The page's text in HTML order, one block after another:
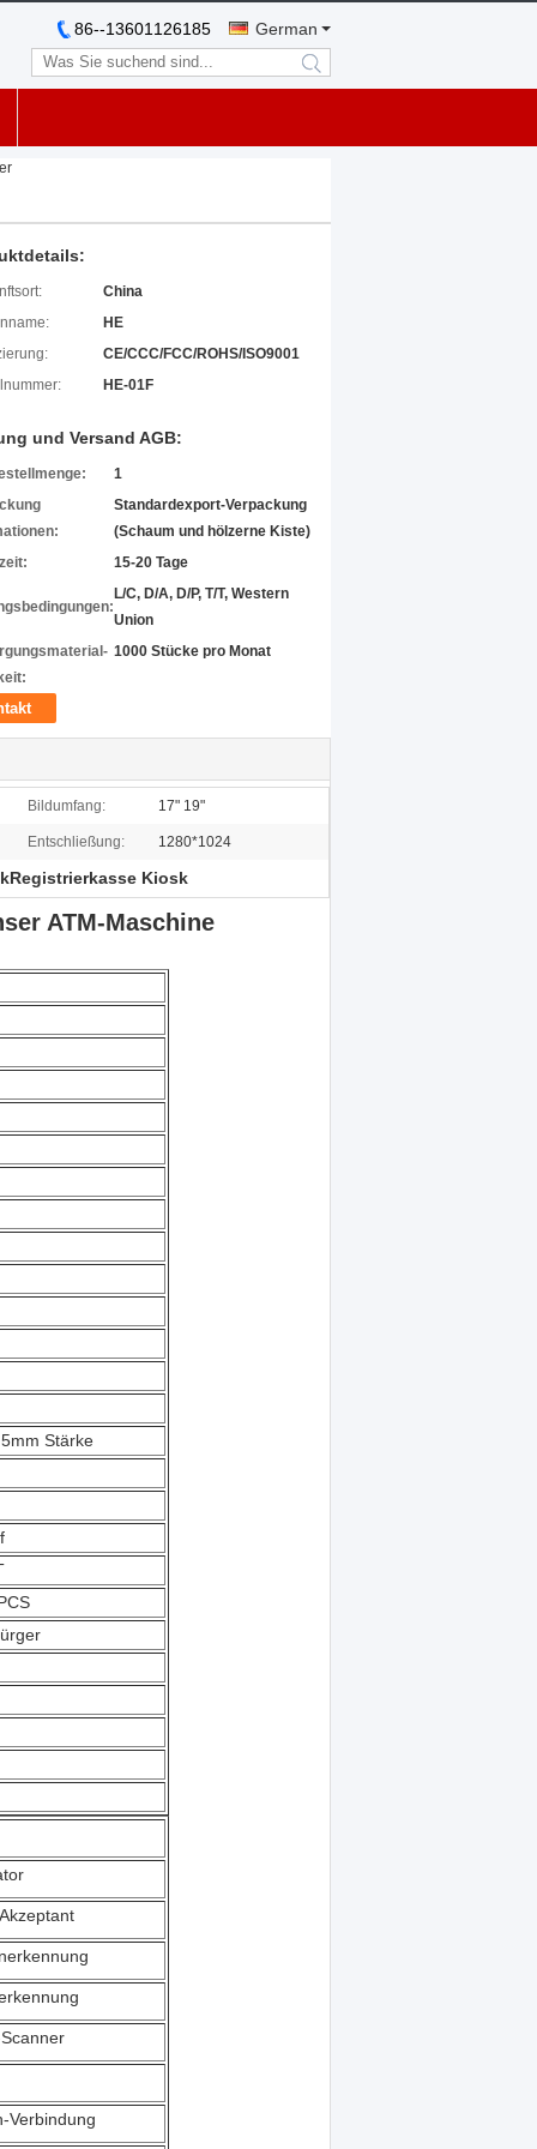
German
86--13601126185
search
China
HE
CE/CCC/FCC/ROHS/ISO9001
HE-01F
und Versand AGB:
1
Standardexport-Verpackung
(Schaum und hölzerne Kiste)
15-20 Tage
L/C, D/A, D/P, T/T, Western
Union
1000 Stücke pro Monat
Bildumfang: 17" 19"
Entschließung: 1280*1024
Kiosk
ATM-Maschine
Stärke
Verbindung